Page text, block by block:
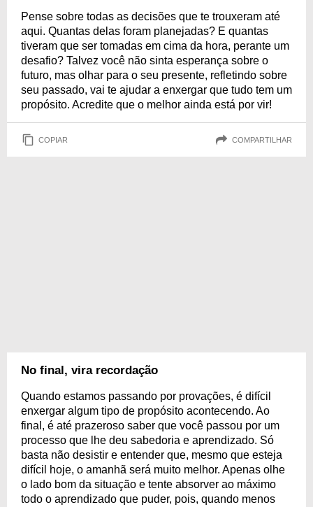
Pense sobre todas as decisões que te trouxeram até
aqui. Quantas delas foram planejadas? E quantas
tiveram que ser tomadas em cima da hora, perante um
desafio? Talvez você não sinta esperança sobre o
futuro, mas olhar para o seu presente, refletindo sobre
seu passado, vai te ajudar a enxergar que tudo tem um
propósito. Acredite que o melhor ainda está por vir!
COPIAR COMPARTILHAR
No final, vira recordação
Quando estamos passando por provações, é difícil
enxergar algum tipo de propósito acontecendo. Ao
final, é até prazeroso saber que você passou por um
processo que lhe deu sabedoria e aprendizado. Só
basta não desistir e entender que, mesmo que esteja
difícil hoje, o amanhã será muito melhor. Apenas olhe
o lado bom da situação e tente absorver ao máximo
todo o aprendizado que puder, pois, quando menos